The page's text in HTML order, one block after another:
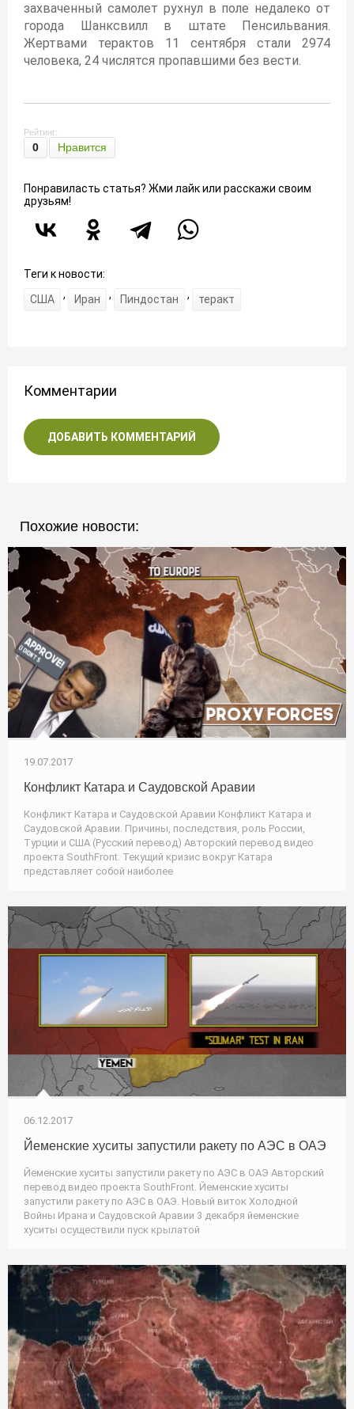
захваченный самолет рухнул в поле недалеко от
города Шанксвилл в штате Пенсильвания.
Жертвами терактов 11 сентября стали 2974
человека, 24 числятся пропавшими без вести.
Рейтинг:
0 Нравится
Понравиласть статья? Жми лайк или расскажи своим
друзьям!
Теги к новости:
США
, Иран , Пиндостан , теракт
Комментарии
ДОБАВИТЬ КОММЕНТАРИЙ
Похожие новости:
19.07.2017
Конфликт Катара и Саудовской Аравии
Конфликт Катара и Саудовской Аравии Конфликт Катара и
Саудовской Аравии. Причины, последствия, роль России,
Турции и США (Русский перевод) Авторский перевод видео
проекта SouthFront. Текущий кризис вокруг Катара
представляет собой наиболее
06.12.2017
Йеменские хуситы запустили ракету по АЭС в ОАЭ
Йеменские хуситы запустили ракету по АЭС в ОАЭ Авторский
перевод видео проекта SouthFront. Йеменские хуситы
запустили ракету по АЭС в ОАЭ. Новый виток Холодной
Войны Ирана и Саудовской Аравии 3 декабря йеменские
хуситы осуществили пуск крылатой